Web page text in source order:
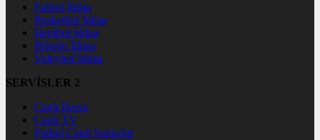
Futbol İddaa
Basketbol İddaa
Hentbol İddaa
Bilardo İddaa
Voleybol İddaa
SERVİSLER 2
Canlı Borsa
Canlı TV
Futbol Canlı Sonuçlar